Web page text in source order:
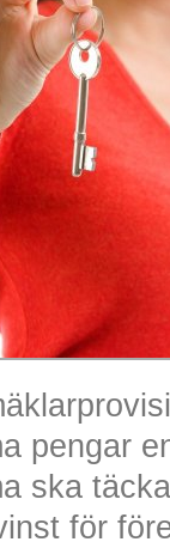
pengar
ska
för